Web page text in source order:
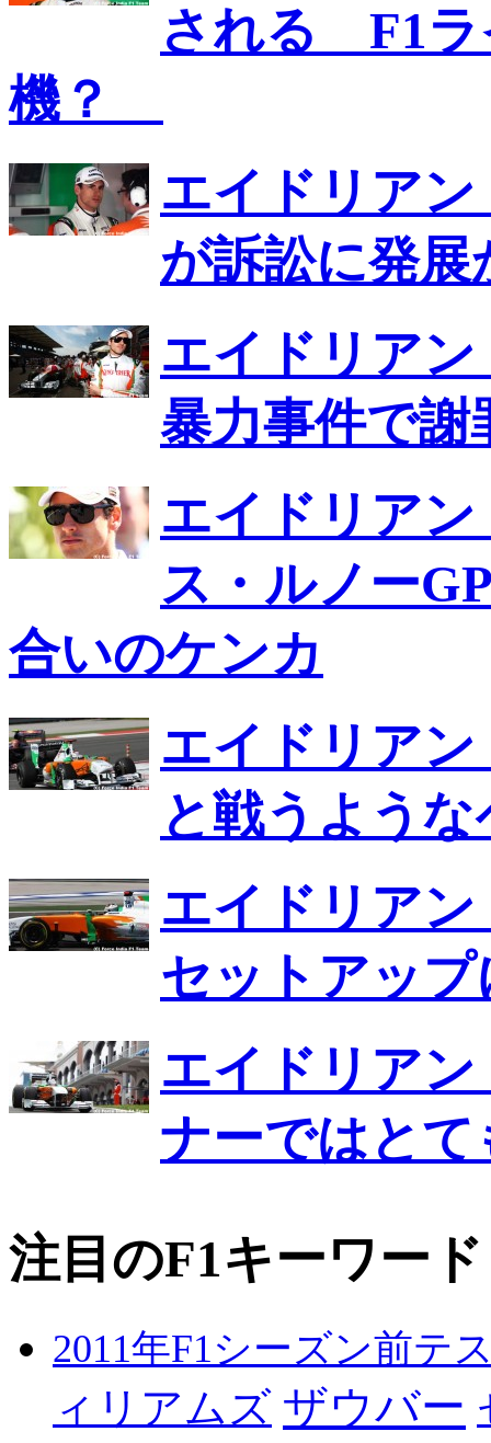
される F1ラ
機？
エイドリア
が訴訟に発展
エイドリア
暴力事件で謝
エイドリア
ス・ルノー
合いのケンカ
エイドリア
と戦うよう
エイドリア
セットアッ
エイドリア
ナーではと
注目のF1キーワード
2011年F1シーズン前テ
ィリアムズ ザウバー